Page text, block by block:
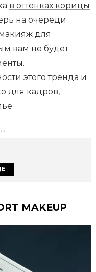
в оттенках корицы
на очереди
для
вам не будет
этого тренда и
для кадров,
MAKEUP